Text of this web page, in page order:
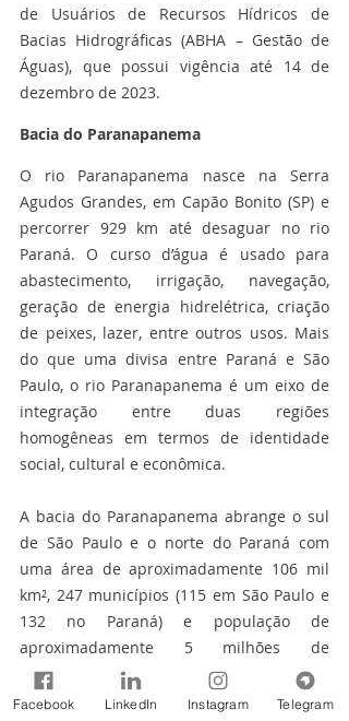
de Usuários de Recursos Hídricos de
Bacias Hidrográficas (ABHA – Gestão de
Águas), que possui vigência até 14 de
dezembro de 2023.
Bacia do Paranapanema
O rio Paranapanema nasce na Serra
Agudos Grandes, em Capão Bonito (SP) e
percorrer 929 km até desaguar no rio
Paraná. O curso d’água é usado para
abastecimento, irrigação, navegação,
geração de energia hidrelétrica, criação
de peixes, lazer, entre outros usos. Mais
do que uma divisa entre Paraná e São
Paulo, o rio Paranapanema é um eixo de
integração entre duas regiões
homogêneas em termos de identidade
social, cultural e econômica.
A bacia do Paranapanema abrange o sul
de São Paulo e o norte do Paraná com
uma área de aproximadamente 106 mil
km², 247 municípios (115 em São Paulo e
132 no Paraná) e população de
aproximadamente 5 milhões de
habitantes. As atividades econômicas
principais da bacia hidrográfica são a
Facebook LinkedIn Instagram Telegram